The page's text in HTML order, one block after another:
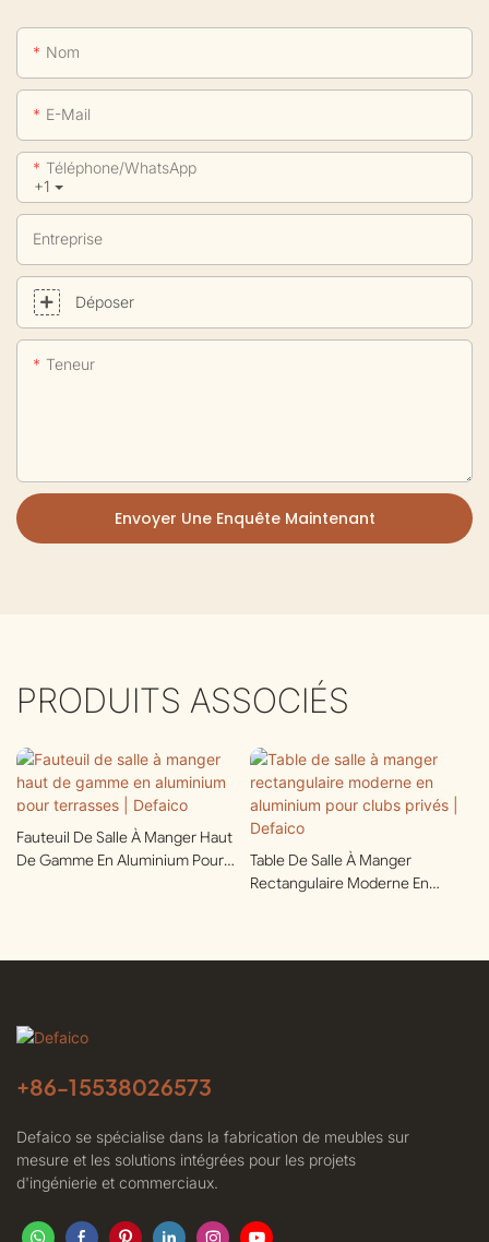
Nom
E-Mail
+1
Téléphone/WhatsApp
Entreprise
Déposer
Teneur
Envoyer Une Enquête Maintenant
PRODUITS ASSOCIÉS
Fauteuil De Salle À Manger Haut
De Gamme En Aluminium Pour
Table De Salle À Manger
Rectangulaire Moderne En
+86-15538026573
Defaico se spécialise dans la fabrication de meubles sur
mesure et les solutions intégrées pour les projets
d'ingénierie et commerciaux.